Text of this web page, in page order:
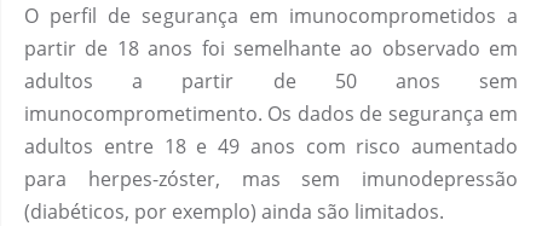
O perfil de segurança em imunocomprometidos a
partir de 18 anos foi semelhante ao observado em
adultos a partir de 50 anos sem
imunocomprometimento. Os dados de segurança em
adultos entre 18 e 49 anos com risco aumentado
para herpes-zóster, mas sem imunodepressão
(diabéticos, por exemplo) ainda são limitados.